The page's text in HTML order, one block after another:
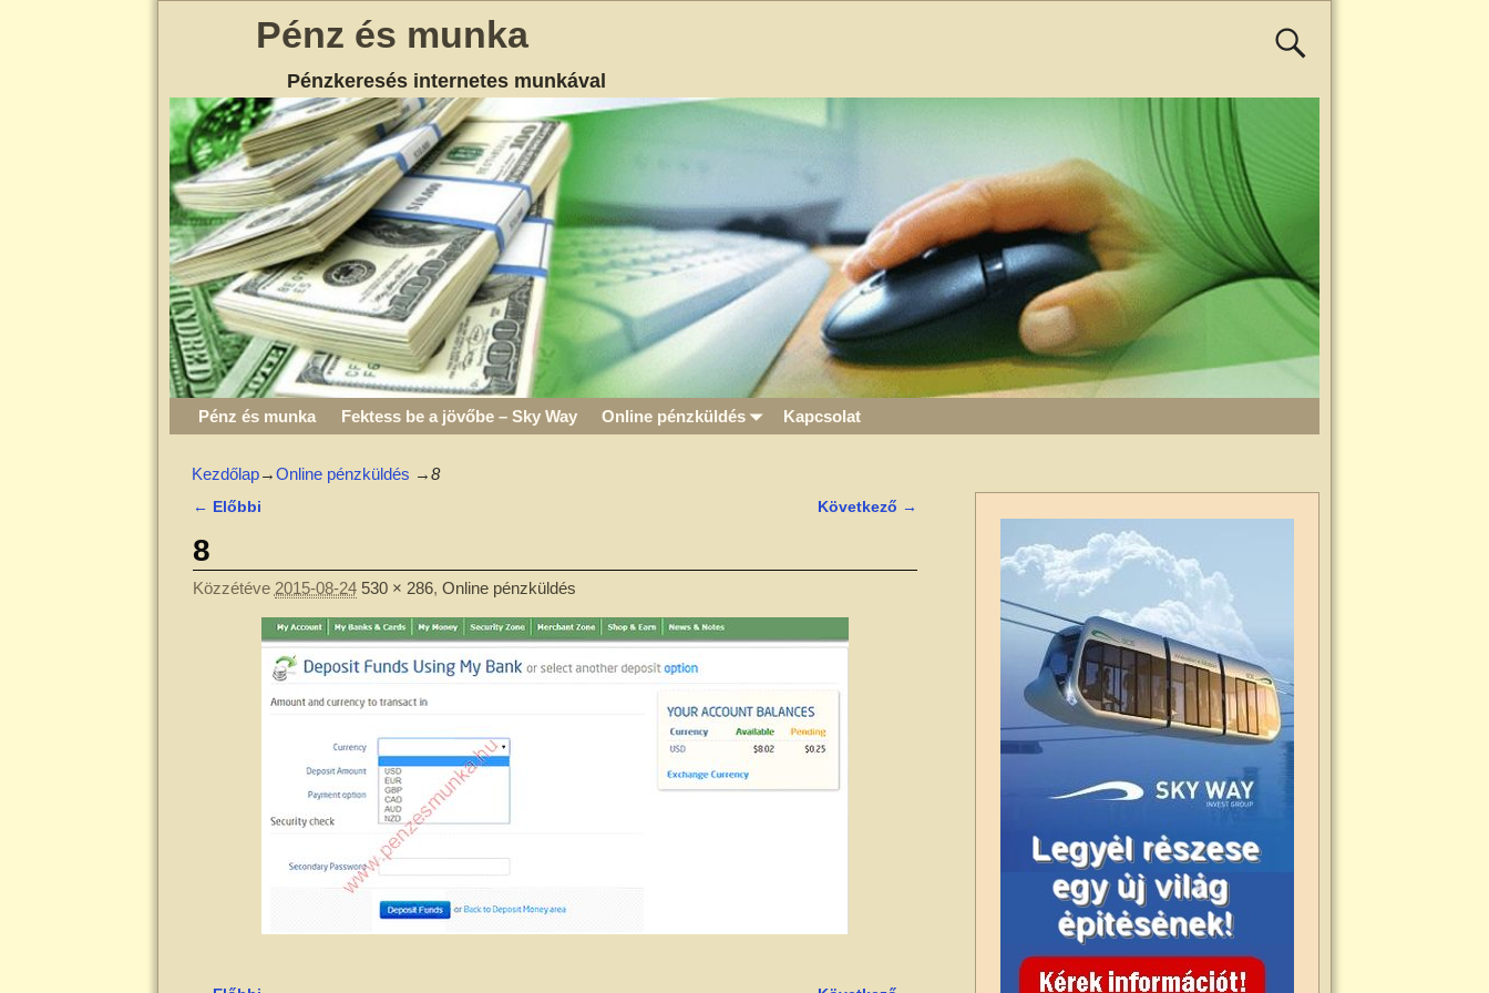
Pénz és munka
Pénzkeresés internetes munkával
Pénz és munka Fektess be a jövőbe – Sky Way Online pénzküldés Kapcsolat
Kezdőlap→Online pénzküldés →8
← Előbbi Következő →
8
Közzétéve 2015-08-24 530 × 286, Online pénzküldés